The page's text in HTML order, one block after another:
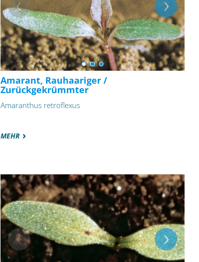
Amarant, Rauhaariger /
Zurückgekrümmter
Amaranthus retroflexus
MEHR